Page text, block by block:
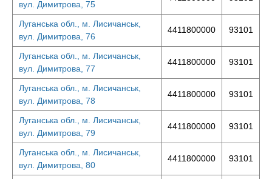
вул. Димитрова, 75
Луганська обл., м. Лисичанськ,
вул. Димитрова, 76
4411800000 93101
Луганська обл., м. Лисичанськ,
вул. Димитрова, 77
4411800000 93101
Луганська обл., м. Лисичанськ,
вул. Димитрова, 78
4411800000 93101
Луганська обл., м. Лисичанськ,
вул. Димитрова, 79
4411800000 93101
Луганська обл., м. Лисичанськ,
вул. Димитрова, 80
4411800000 93101